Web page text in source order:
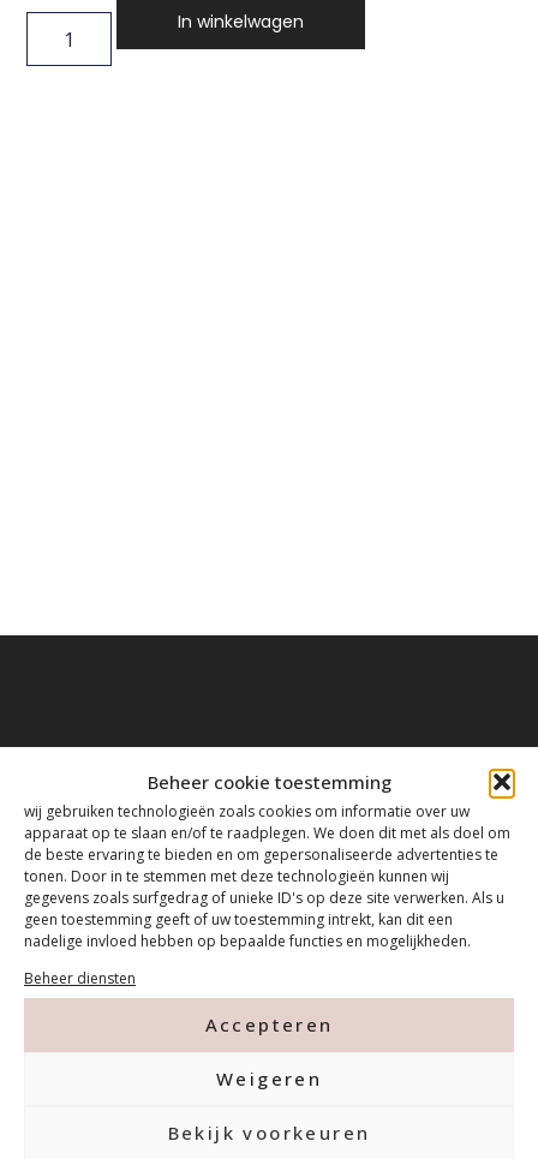
Beheer cookie toestemming
wij gebruiken technologieën zoals cookies om informatie over uw
apparaat op te slaan en/of te raadplegen. We doen dit met als doel om
de beste ervaring te bieden en om gepersonaliseerde advertenties te
tonen. Door in te stemmen met deze technologieën kunnen wij
gegevens zoals surfgedrag of unieke ID's op deze site verwerken. Als u
geen toestemming geeft of uw toestemming intrekt, kan dit een
nadelige invloed hebben op bepaalde functies en mogelijkheden.
Beheer diensten
Accepteren
Weigeren
Bekijk voorkeuren
In winkelwagen
Tanthofdreef 7 2623 EW Delft
015-2120822
info@mfacademy.nl